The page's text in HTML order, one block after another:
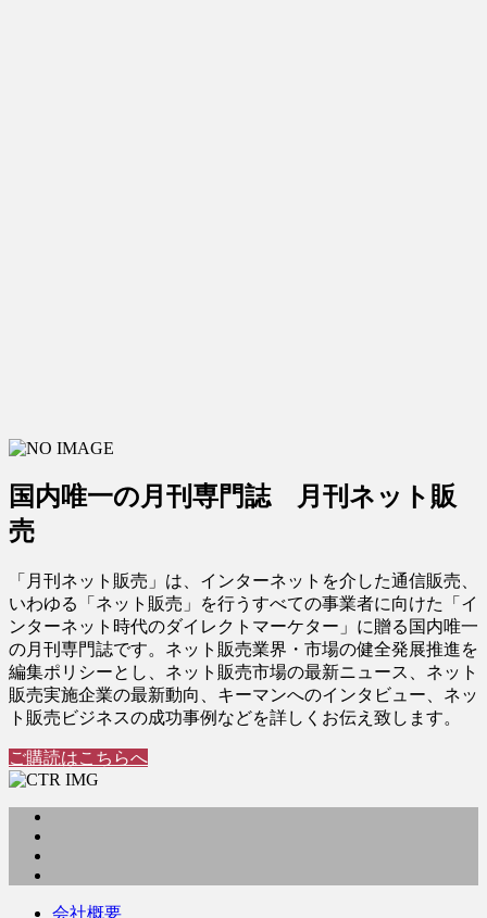
国内唯一の月刊専門誌 月刊ネット販
売
「月刊ネット販売」は、インターネットを介した通信販売、
いわゆる「ネット販売」を行うすべての事業者に向けた「イ
ンターネット時代のダイレクトマーケター」に贈る国内唯一
の月刊専門誌です。ネット販売業界・市場の健全発展推進を
編集ポリシーとし、ネット販売市場の最新ニュース、ネット
販売実施企業の最新動向、キーマンへのインタビュー、ネッ
ト販売ビジネスの成功事例などを詳しくお伝え致します。
ご購読はこちらへ
会社概要